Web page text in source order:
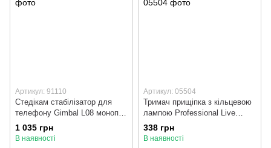
Артикул: 91110
Стедікам стабілізатор для
телефону Gimbal L08 монопод
штатив
1 035 грн
В наявності
Артикул: 05504
Тримач прищіпка з кільцевою
лампою Professional Live
Stream
338 грн
В наявності